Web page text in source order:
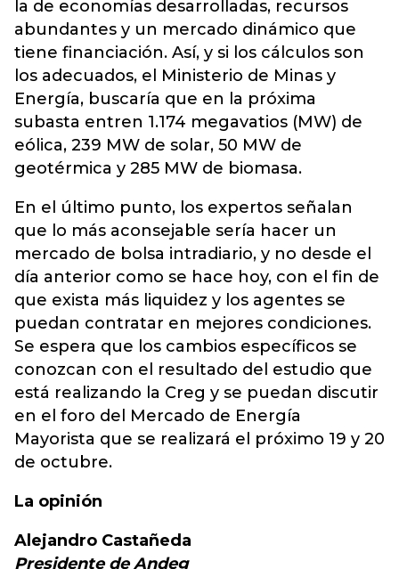
la de economías desarrolladas, recursos
abundantes y un mercado dinámico que
tiene financiación. Así, y si los cálculos son
los adecuados, el Ministerio de Minas y
Energía, buscaría que en la próxima
subasta entren 1.174 megavatios (MW) de
eólica, 239 MW de solar, 50 MW de
geotérmica y 285 MW de biomasa.
En el último punto, los expertos señalan
que lo más aconsejable sería hacer un
mercado de bolsa intradiario, y no desde el
día anterior como se hace hoy, con el fin de
que exista más liquidez y los agentes se
puedan contratar en mejores condiciones.
Se espera que los cambios específicos se
conozcan con el resultado del estudio que
está realizando la Creg y se puedan discutir
en el foro del Mercado de Energía
Mayorista que se realizará el próximo 19 y 20
de octubre.
La opinión
Alejandro Castañeda
Presidente de Andeg